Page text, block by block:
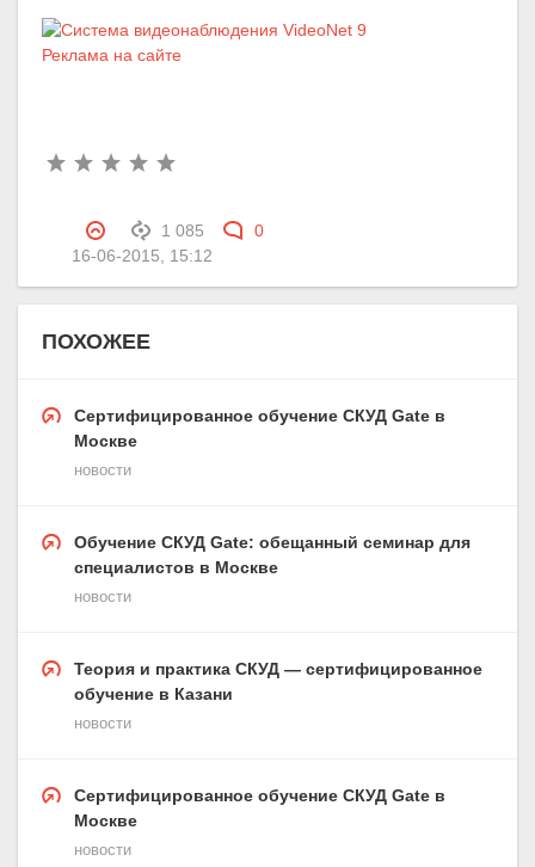
Реклама на сайте
1 085
0
16-06-2015, 15:12
ПОХОЖЕЕ
Сертифицированное обучение СКУД Gate в
Москве
новости
Обучение СКУД Gate: обещанный семинар для
специалистов в Москве
новости
Теория и практика СКУД — сертифицированное
обучение в Казани
новости
Сертифицированное обучение СКУД Gate в
Москве
новости